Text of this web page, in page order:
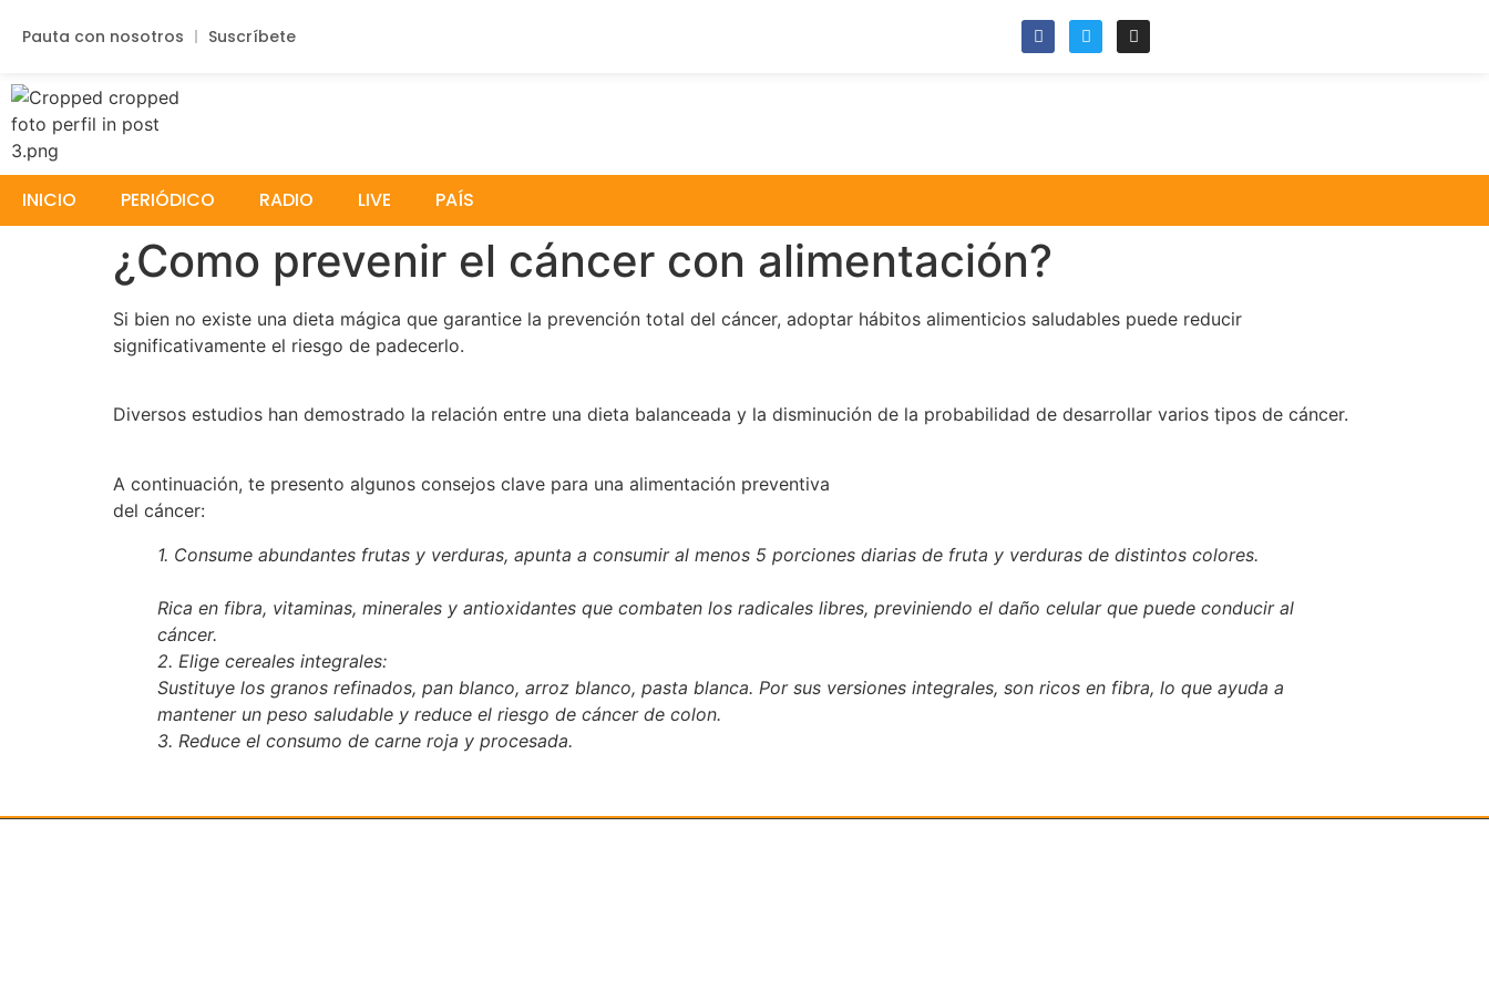
Pauta con nosotros Suscríbete
INICIO PERIÓDICO RADIO LIVE PAÍS
¿Como prevenir el cáncer con alimentación?
Si bien no existe una dieta mágica que garantice la prevención total del cáncer, adoptar hábitos alimenticios saludables puede reducir
significativamente el riesgo de padecerlo.
Diversos estudios han demostrado la relación entre una dieta balanceada y la disminución de la probabilidad de desarrollar varios tipos de cáncer.
A continuación, te presento algunos consejos clave para una alimentación preventiva
del cáncer:
1. Consume abundantes frutas y verduras, apunta a consumir al menos 5 porciones diarias de fruta y verduras de distintos colores.
Rica en fibra, vitaminas, minerales y antioxidantes que combaten los radicales libres, previniendo el daño celular que puede conducir al
cáncer.
2. Elige cereales integrales:
Sustituye los granos refinados, pan blanco, arroz blanco, pasta blanca. Por sus versiones integrales, son ricos en fibra, lo que ayuda a
mantener un peso saludable y reduce el riesgo de cáncer de colon.
3. Reduce el consumo de carne roja y procesada.